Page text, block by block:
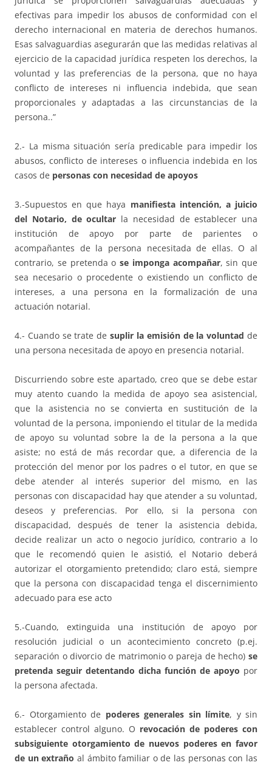
efectivas para impedir los abusos de conformidad con el
derecho internacional en materia de derechos humanos.
Esas salvaguardias asegurarán que las medidas relativas al
ejercicio de la capacidad jurídica respeten los derechos, la
voluntad y las preferencias de la persona, que no haya
conflicto de intereses ni influencia indebida, que sean
proporcionales y adaptadas a las circunstancias de la
persona..”
2.- La misma situación sería predicable para impedir los
abusos, conflicto de intereses o influencia indebida en los
casos de personas con necesidad de apoyos
3.-Supuestos en que haya manifiesta intención, a juicio
del Notario, de ocultar la necesidad de establecer una
institución de apoyo por parte de parientes o
acompañantes de la persona necesitada de ellas. O al
contrario, se pretenda o se imponga acompañar, sin que
sea necesario o procedente o existiendo un conflicto de
intereses, a una persona en la formalización de una
actuación notarial.
4.- Cuando se trate desuplir la emisión de la voluntadde
una persona necesitada de apoyo en presencia notarial.
Discurriendo sobre este apartado, creo que se debe estar
muy atento cuando la medida de apoyo sea asistencial,
que la asistencia no se convierta en sustitución de la
voluntad de la persona, imponiendo el titular de la medida
de apoyo su voluntad sobre la de la persona a la que
asiste; no está de más recordar que, a diferencia de la
protección del menor por los padres o el tutor, en que se
debe atender al interés superior del mismo, en las
personas con discapacidad hay que atender a su voluntad,
deseos y preferencias. Por ello, si la persona con
discapacidad, después de tener la asistencia debida,
decide realizar un acto o negocio jurídico, contrario a lo
que le recomendó quien le asistió, el Notario deberá
autorizar el otorgamiento pretendido; claro está, siempre
que la persona con discapacidad tenga el discernimiento
adecuado para ese acto
5.-Cuando, extinguida una institución de apoyo por
resolución judicial o un acontecimiento concreto (p.ej.
separación o divorcio de matrimonio o pareja de hecho) se
pretenda seguir detentando dicha función de apoyo por
la persona afectada.
6.- Otorgamiento de poderes generales sin límite, y sin
establecer control alguno. O revocación de poderes con
subsiguiente otorgamiento de nuevos poderes en favor
de un extraño al ámbito familiar o de las personas con las